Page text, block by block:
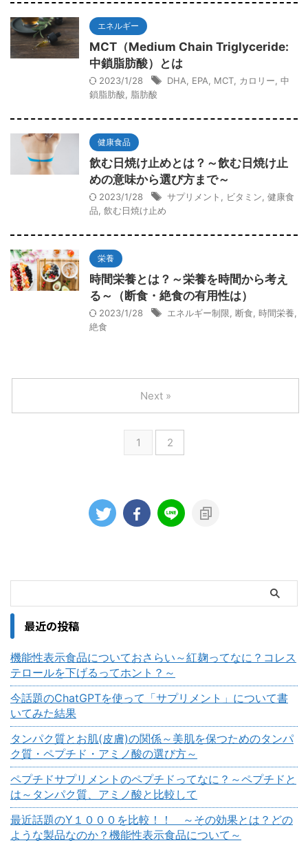
エネルギー
MCT（Medium Chain Triglyceride:
中鎖脂肪酸）とは
2023/1/28 DHA EPA MCT カロリー 中
鎖脂肪酸
脂肪酸
健康食品
飲む日焼け止めとは？～飲む日焼け止
めの意味から選び方まで～
2023/1/28 サプリメント ビタミン 健康食
品 飲む日焼け止め
栄養
時間栄養とは？～栄養を時間から考え
る～（断食・絶食の有用性は）
2023/1/28 エネルギー制限 断食 時間栄養
絶食
1 2
Next »
最近の投稿
機能性表示食品についておさらい～紅麹ってなに？コレス
テロールを下げるってホント？～
今話題のChatGPTを使って「サプリメント」について書
いてみた結果
タンパク質とお肌(皮膚)の関係～美肌を保つためのタンパ
ク質・ペプチド・アミノ酸の選び方～
ペプチドサプリメントのペプチドってなに？～ペプチドと
は～タンパク質、アミノ酸と比較して
最近話題のY１０００を比較！！ ～その効果とは？どの
ような製品なのか？機能性表示食品について～